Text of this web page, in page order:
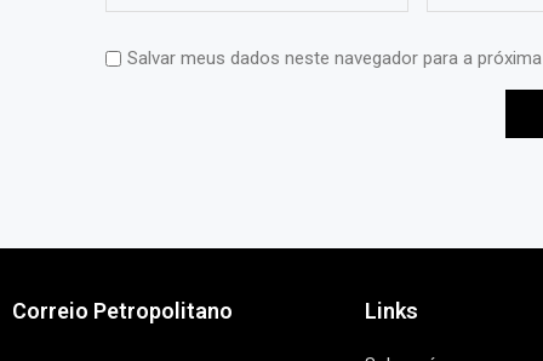
Salvar meus dados neste navegador para a
Correio Petropolitano Links